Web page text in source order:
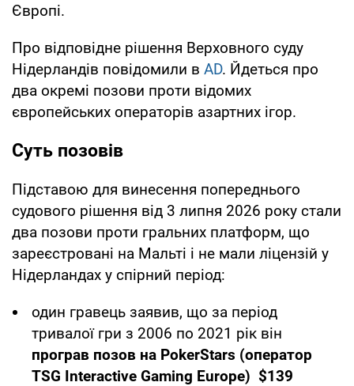
Європі.
Про відповідне рішення Верховного суду
Нідерландів повідомили в AD. Йдеться про
два окремі позови проти відомих
європейських операторів азартних ігор.
Cуть позовів
Підставою для винесення попереднього
судового рішення від 3 липня 2026 року стали
два позови проти гральних платформ, що
зареєстровані на Мальті і не мали ліцензій у
Нідерландах у спірний період:
один гравець заявив, що за період
тривалої гри з 2006 по 2021 рік він
програв позов на PokerStars (оператор
TSG Interactive Gaming Europe) $139